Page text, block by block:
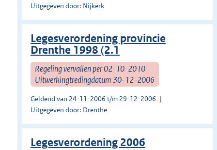
Uitgegeven door: Nijkerk
Legesverordening provincie
Drenthe 1998 (2.1
Regeling vervallen per 02-10-2010
Uitwerkingtredingdatum 30-12-2006
Geldend van 24-11-2006 t/m 29-12-2006
Uitgegeven door: Drenthe
Legesverordening 2006